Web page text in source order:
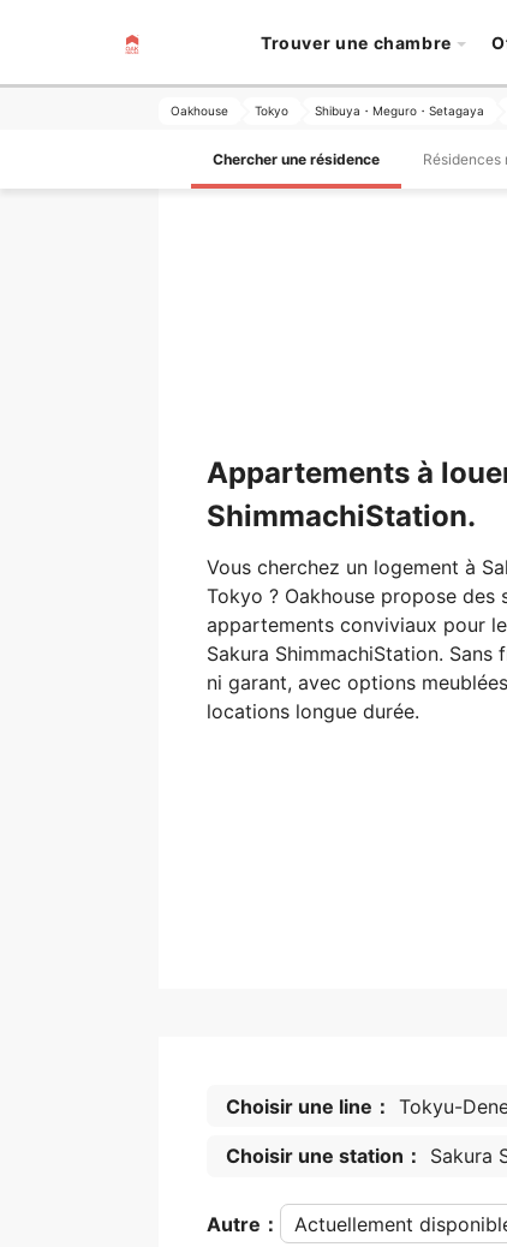
Trouver une chambre
Oakhouse Tokyo Shibuya・Meguro・Setagaya
Chercher une résidence Résidences
Appartements à
ShimmachiStation.
Vous cherchez un logement à
Tokyo ? Oakhouse propose des
appartements conviviaux pour
Sakura ShimmachiStation. Sans
ni garant, avec options
locations longue durée.
Choisir une line： Tokyu-
Choisir une station： Sakura
Autre： Actuellement